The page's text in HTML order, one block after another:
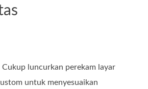
luncurkan perekam layar
untuk menyesuaikan